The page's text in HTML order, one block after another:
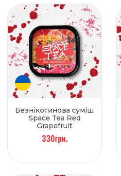
Безнікотинова суміш
Space Tea Red
Grapefruit
(Грейпфрут) 100 г
330грн.